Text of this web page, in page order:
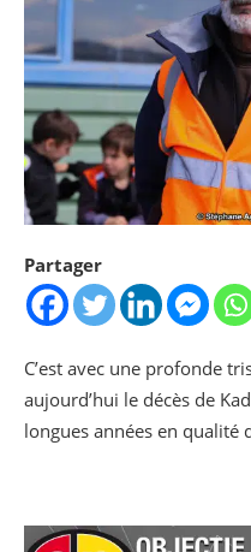
Partager
C’est avec une profonde
aujourd’hui le décès de
longues années en qualité